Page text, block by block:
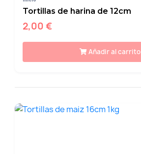
Tortillas de harina de 12cm
2,00 €
Añadir al carrito